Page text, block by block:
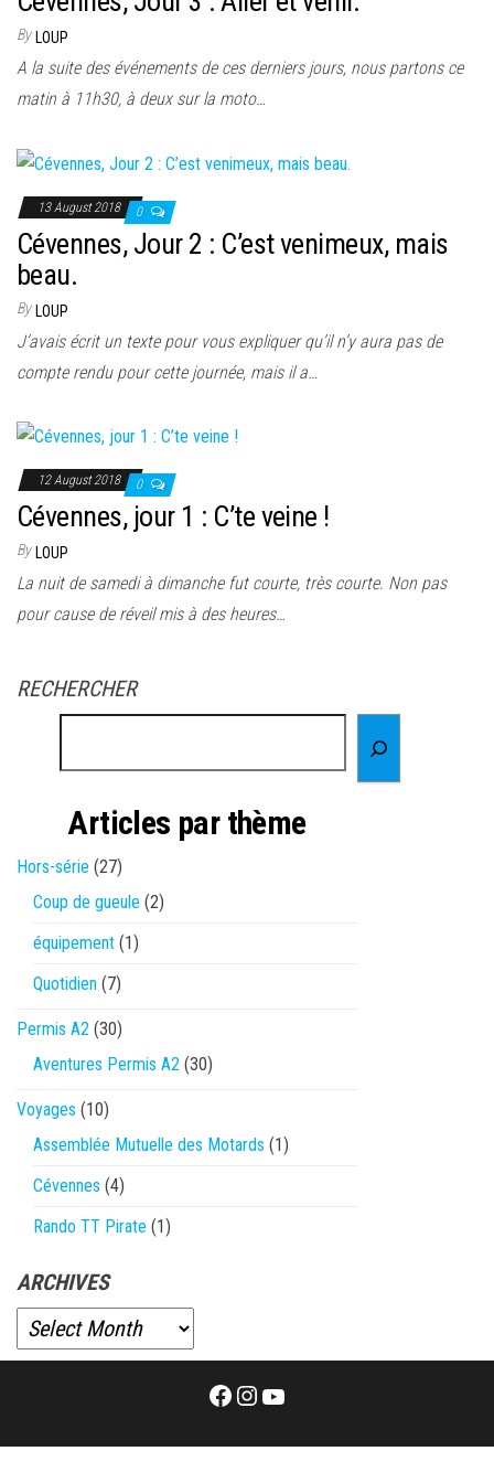
By LOUP
A la suite des événements de ces derniers jours, nous partons ce
matin à 11h30, à deux sur la moto…
13 August 2018 0
Cévennes, Jour 2 : C’est venimeux, mais
beau.
By LOUP
J’avais écrit un texte pour vous expliquer qu’il n’y aura pas de
compte rendu pour cette journée, mais il a…
12 August 2018 0
Cévennes, jour 1 : C’te veine !
By LOUP
La nuit de samedi à dimanche fut courte, très courte. Non pas
pour cause de réveil mis à des heures…
RECHERCHER
Articles par thème
Hors-série (27)
Coup de gueule (2)
équipement (1)
Quotidien (7)
Permis A2 (30)
Aventures Permis A2 (30)
Voyages (10)
Assemblée Mutuelle des Motards (1)
Cévennes (4)
Rando TT Pirate (1)
ARCHIVES
Facebook
Instagram
YouTube